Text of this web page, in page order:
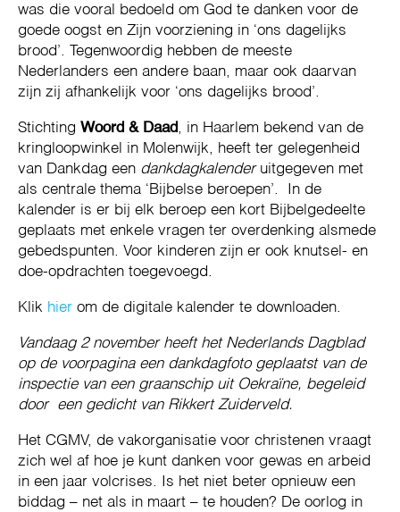
was die vooral bedoeld om God te danken voor de
goede oogst en Zijn voorziening in ‘ons dagelijks
brood’. Tegenwoordig hebben de meeste
Nederlanders een andere baan, maar ook daarvan
zijn zij afhankelijk voor ‘ons dagelijks brood’.
Stichting Woord & Daad, in Haarlem bekend van de
kringloopwinkel in Molenwijk, heeft ter gelegenheid
van Dankdag een dankdagkalenderuitgegeven met
als centrale thema ‘Bijbelse beroepen’. In de
kalender is er bij elk beroep een kort Bijbelgedeelte
geplaats met enkele vragen ter overdenking alsmede
gebedspunten. Voor kinderen zijn er ook knutsel- en
doe-opdrachten toegevoegd.
Klik hier om de digitale kalender te downloaden.
Vandaag 2 november heeft het Nederlands Dagblad
op de voorpagina een dankdagfoto geplaatst van de
inspectie van een graanschip uit Oekraïne, begeleid
door een gedicht van Rikkert Zuiderveld.
Het CGMV, de vakorganisatie voor christenen vraagt
zich wel af hoe je kunt danken voor gewas en arbeid
in een jaar volcrises. Is het niet beter opnieuw een
biddag – net als in maart – te houden? De oorlog in